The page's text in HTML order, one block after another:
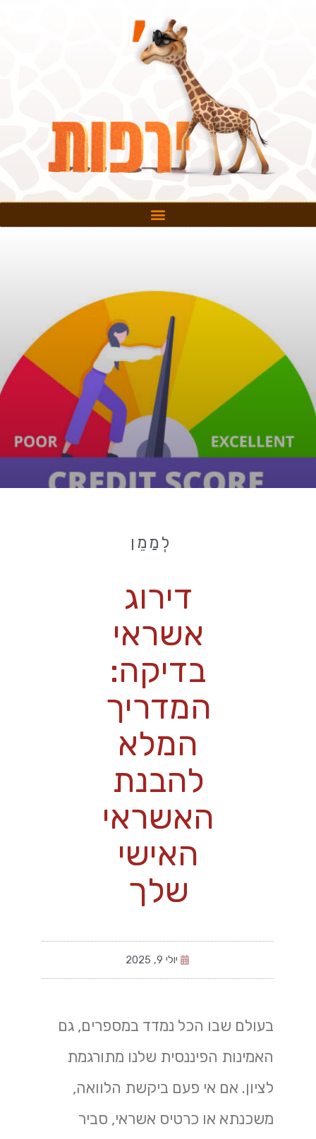
לְמַמֵן
דירוג
אשראי
בדיקה:
המדריך
המלא
להבנת
האשראי
האישי
שלך
יולי 9, 2025
בעולם שבו הכל נמדד במספרים, גם
האמינות הפיננסית שלנו מתורגמת
לציון. אם אי פעם ביקשת הלוואה,
משכנתא או כרטיס אשראי, סביר